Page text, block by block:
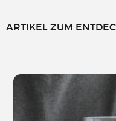
ARTIKEL ZUM